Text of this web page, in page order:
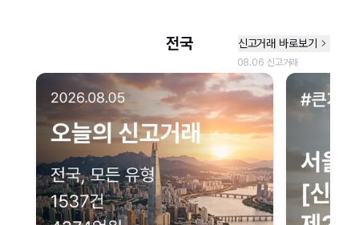
네이버 지도 연결 안내